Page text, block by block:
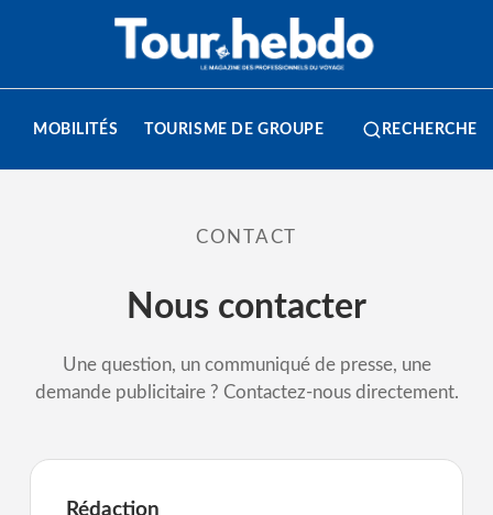
MOBILITÉS TOURISME DE GROUPE RECHERCHE
CONTACT
Nous contacter
Une question, un communiqué de presse, une
demande publicitaire ? Contactez-nous directement.
Rédaction